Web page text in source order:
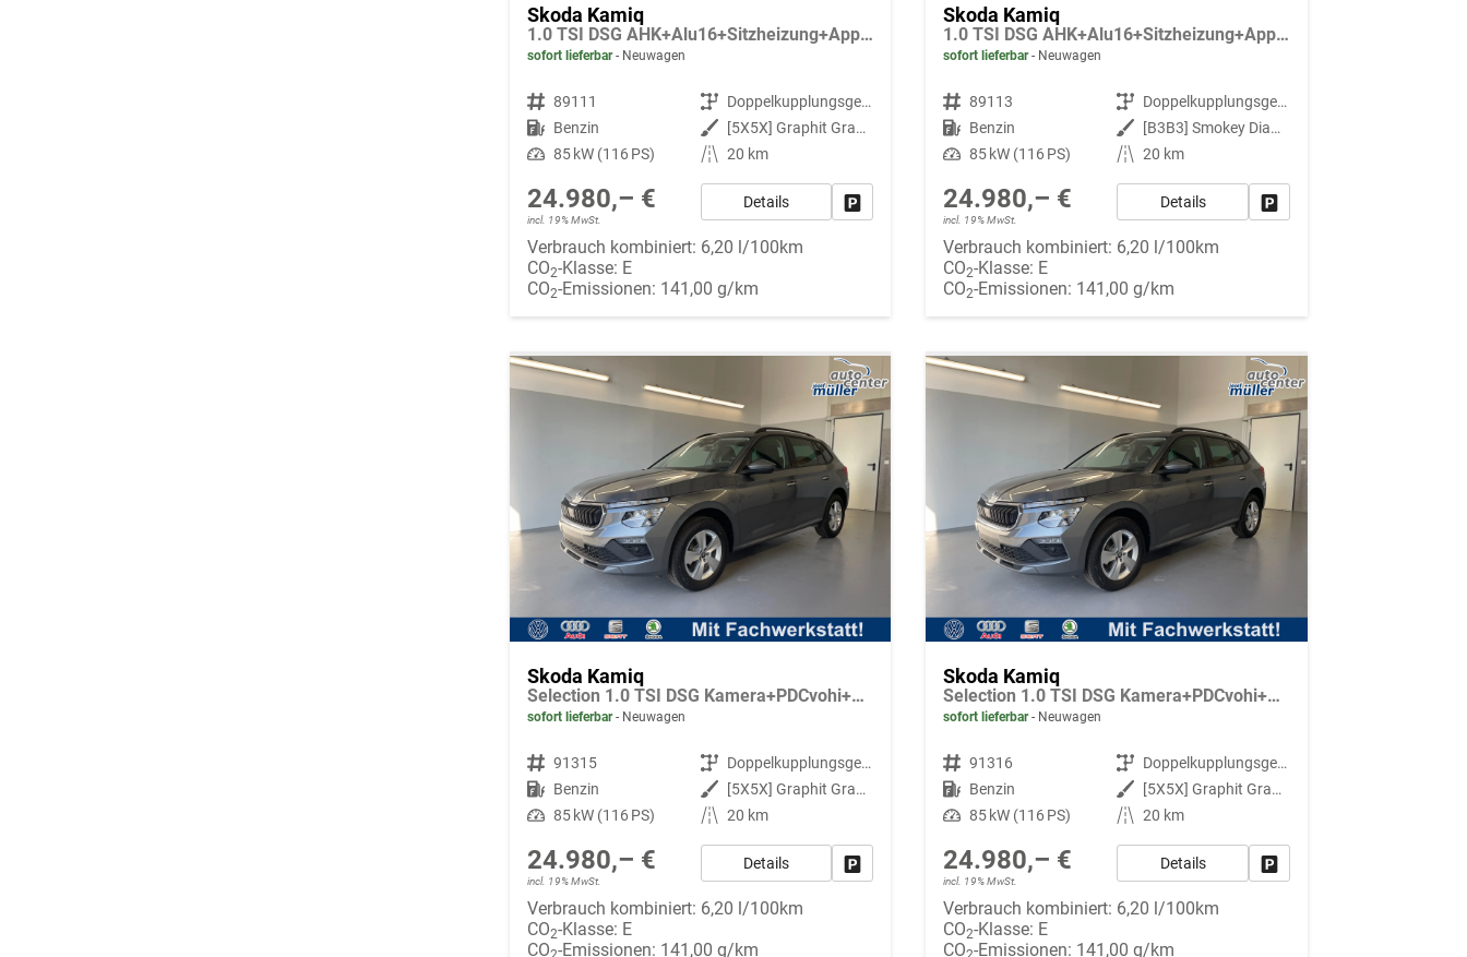
Skoda Kamiq
1.0 TSI DSG AHK+Alu16+Sitzheizung+AppConnect+GV5+LED+Nebel+Klima
sofort lieferbar Neuwagen
Fahrzeugnr. 89111 Getriebe
Doppelkupplungsgetriebe (DSG)
Kraftstoff Benzin Außenfarbe
[5X5X] Graphit Grau Metallic
Leistung 85 kW (116 PS) Kilometerstand 20 km
24.980,– €
incl. 19% MwSt.
Details Fahrzeug parken
Verbrauch kombiniert: 6,20 l/100km
CO2-Klasse: E
CO2-Emissionen: 141,00 g/km
Skoda Kamiq
1.0 TSI DSG AHK+Alu16+Sitzheizung+AppConnect+GV5+LED+Nebel+Klima
sofort lieferbar Neuwagen
Fahrzeugnr. 89113 Getriebe
Doppelkupplungsgetriebe (DSG)
Kraftstoff Benzin Außenfarbe
[B3B3] Smokey Diamond-Silber Metallic
Leistung 85 kW (116 PS) Kilometerstand 20 km
24.980,– €
incl. 19% MwSt.
Details
Verbrauch kombiniert: 6,20 l/100km
CO2-Klasse: E
CO2-Emissionen: 141,00 g/km
Skoda Kamiq
Selection 1.0 TSI DSG Kamera+PDCvohi+Sitzheizung+AppConnect+Sunset+Alu16
sofort lieferbar Neuwagen
Fahrzeugnr. 91315 Getriebe
Doppelkupplungsgetriebe (DSG)
Kraftstoff Benzin Außenfarbe
[5X5X] Graphit Grau Metallic
Leistung 85 kW (116 PS) Kilometerstand 20 km
24.980,– €
incl. 19% MwSt.
Details Fahrzeug parken
Verbrauch kombiniert: 6,20 l/100km
CO2-Klasse: E
CO -Emissionen: 141,00 g/km
Skoda Kamiq
Selection 1.0 TSI DSG Kamera+PDCvohi+Sitzheizung+AppConnect+Sunset+Alu16
sofort lieferbar Neuwagen
Fahrzeugnr. 91316 Getriebe
Doppelkupplungsgetriebe (DSG)
Kraftstoff Benzin Außenfarbe
[5X5X] Graphit Grau Metallic
Leistung 85 kW (116 PS) Kilometerstand 20 km
24.980,– €
incl. 19% MwSt.
Details
Verbrauch kombiniert: 6,20 l/100km
CO2-Klasse: E
CO -Emissionen: 141,00 g/km